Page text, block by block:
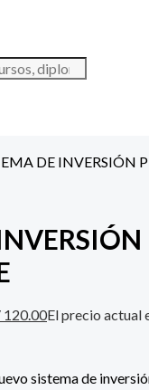
DE INVERSIÓN
120.00El precio actual
sistema de